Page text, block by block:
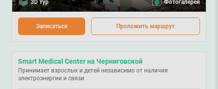
3D тур Фотогалерея
Записаться Проложить маршрут
Smart Medical Center на Черниговской
Принимает взрослых и детей независимо от наличия
электроэнергии и связи